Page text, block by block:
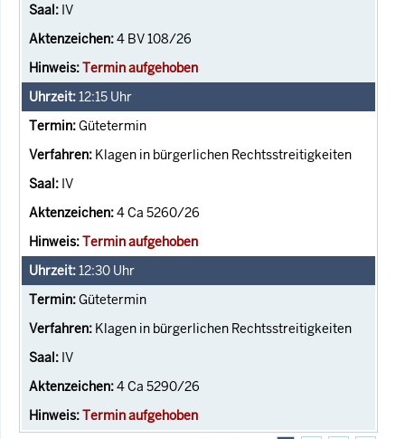
IV
4 BV 108/26
Termin aufgehoben
12:15 Uhr
Gütetermin
Klagen in bürgerlichen Rechtsstreitigkeiten
IV
4 Ca 5260/26
Termin aufgehoben
12:30 Uhr
Gütetermin
Klagen in bürgerlichen Rechtsstreitigkeiten
IV
4 Ca 5290/26
Termin aufgehoben